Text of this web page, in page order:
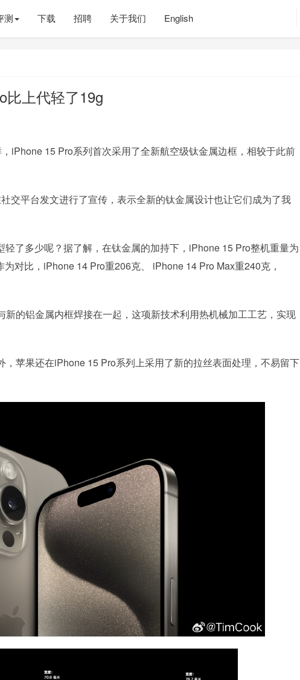
测 下载 招聘 关于我们 English
比上代轻了19g
iPhone 15 Pro系列首次采用了全新航空级钛金属边框，相较于此前
交平台发文进行了宣传，表示全新的钛金属设计也让它们成为了我
了多少呢？据了解，在钛金属的加持下，iPhone 15 Pro整机重量为
对比，iPhone 14 Pro重206克、 iPhone 14 Pro Max重240克，
的铝金属内框焊接在一起，这项新技术利用热机械加工工艺，实现
苹果还在iPhone 15 Pro系列上采用了新的拉丝表面处理，不易留下